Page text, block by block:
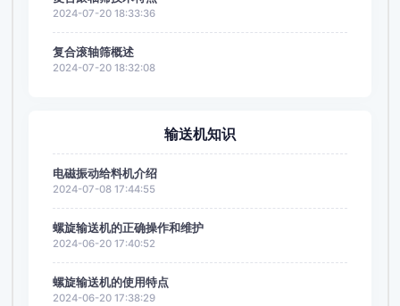
2024-07-20 18:33:36
复合滚轴筛概述
2024-07-20 18:32:08
输送机知识
电磁振动给料机介绍
2024-07-08 17:44:55
螺旋输送机的正确操作和维护
2024-06-20 17:40:52
螺旋输送机的使用特点
2024-06-20 17:38:29